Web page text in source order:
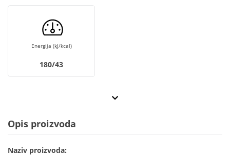
Energija (kJ/kcal)
180/43
Opis proizvoda
Naziv proizvoda: